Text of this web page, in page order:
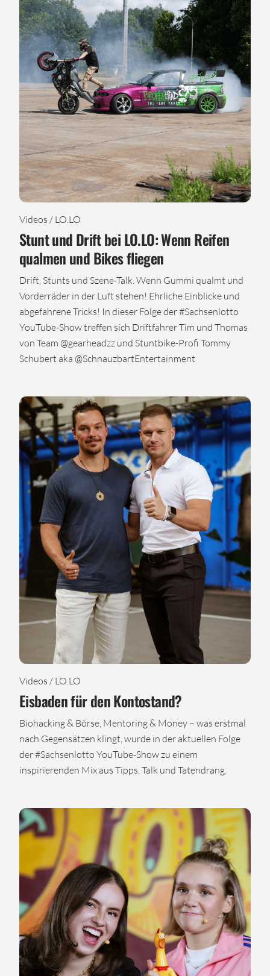
Videos / LO.LO
Stunt und Drift bei LO.LO: Wenn Reifen
qualmen und Bikes fliegen
Drift, Stunts und Szene-Talk. Wenn Gummi qualmt und
Vorderräder in der Luft stehen! Ehrliche Einblicke und
abgefahrene Tricks! In dieser Folge der #Sachsenlotto
YouTube-Show treffen sich Driftfahrer Tim und Thomas
von Team ‪@gearheadzz‬ und Stuntbike-Profi Tommy
Schubert aka ‪@SchnauzbartEntertainment‬
Videos / LO.LO
Eisbaden für den Kontostand?
Biohacking & Börse, Mentoring & Money – was erstmal
nach Gegensätzen klingt, wurde in der aktuellen Folge
der #Sachsenlotto YouTube-Show zu einem
inspirierenden Mix aus Tipps, Talk und Tatendrang.